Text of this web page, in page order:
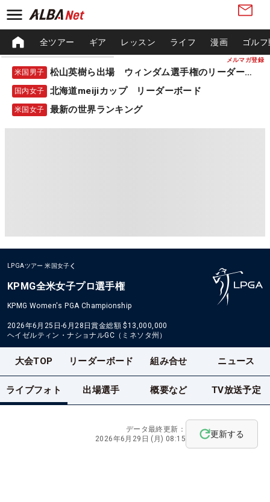
メルマガ登録
全ツアー ギア レッスン ライフ 漫画 ゴル
米国男子 松山英樹ら出場 ウィンダム選手権のリーダーボード
国内女子 北海道meijiカップ リーダーボード
米国女子 最新の世界ランキング
LPGAツアー 米国女子
KPMG全米女子プロ選手権
KPMG Women's PGA Championship
2026年6月25日-6月28日賞金総額 $13,000,000
ヘイゼルティン・ナショナルGC（ミネソタ州）
大会TOP リーダーボード 組み合せ ニュース
ライブフォト 出場選手 概要など TV放送予定
データ最終更新：
2026年6月29日 (月) 08:15
更新する